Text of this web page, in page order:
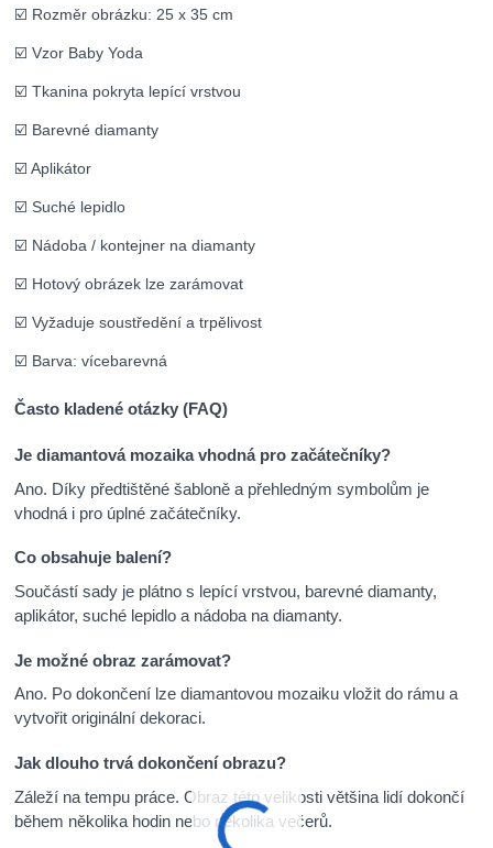
☑️ Rozměr obrázku: 25 x 35 cm
☑️ Vzor Baby Yoda
☑️ Tkanina pokryta lepící vrstvou
☑️ Barevné diamanty
☑️ Aplikátor
☑️ Suché lepidlo
☑️ Nádoba / kontejner na diamanty
☑️ Hotový obrázek lze zarámovat
☑️ Vyžaduje soustředění a trpělivost
☑️ Barva: vícebarevná
Často kladené otázky (FAQ)
Je diamantová mozaika vhodná pro začátečníky?
Ano. Díky předtištěné šabloně a přehledným symbolům je
vhodná i pro úplné začátečníky.
Co obsahuje balení?
Součástí sady je plátno s lepící vrstvou, barevné diamanty,
aplikátor, suché lepidlo a nádoba na diamanty.
Je možné obraz zarámovat?
Ano. Po dokončení lze diamantovou mozaiku vložit do rámu a
vytvořit originální dekoraci.
Jak dlouho trvá dokončení obrazu?
Záleží na tempu práce. Obraz této velikosti většina lidí dokončí
během několika hodin nebo několika večerů.